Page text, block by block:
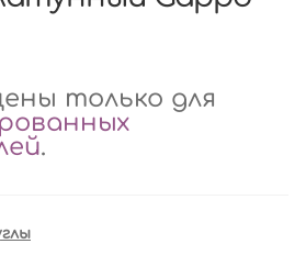
только для
.